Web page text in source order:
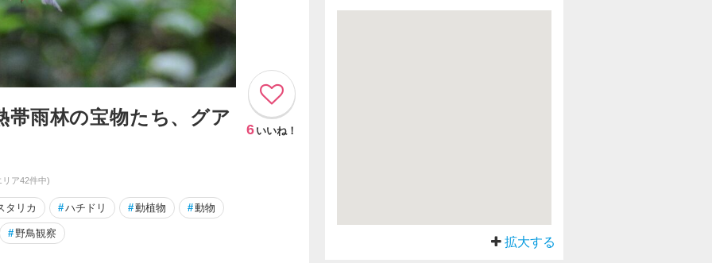
雨林の宝物たち、グア
6 いいね！
ア42件中)
タリカ #ハチドリ #動植物 #動物
#野鳥観察
拡大する